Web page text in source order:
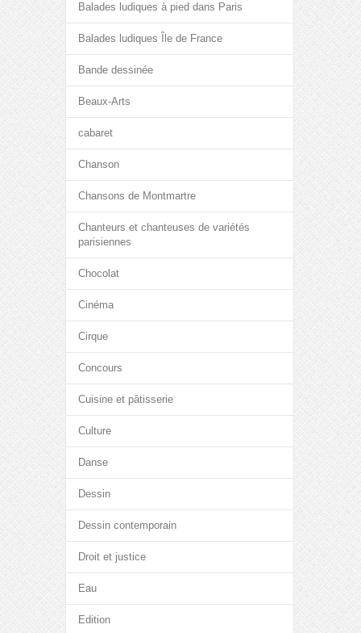
Balades ludiques à pied dans Paris
Balades ludiques Île de France
Bande dessinée
Beaux-Arts
cabaret
Chanson
Chansons de Montmartre
Chanteurs et chanteuses de variétés
parisiennes
Chocolat
Cinéma
Cirque
Concours
Cuisine et pâtisserie
Culture
Danse
Dessin
Dessin contemporain
Droit et justice
Eau
Edition